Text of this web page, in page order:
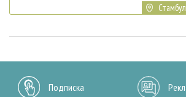
Подписка